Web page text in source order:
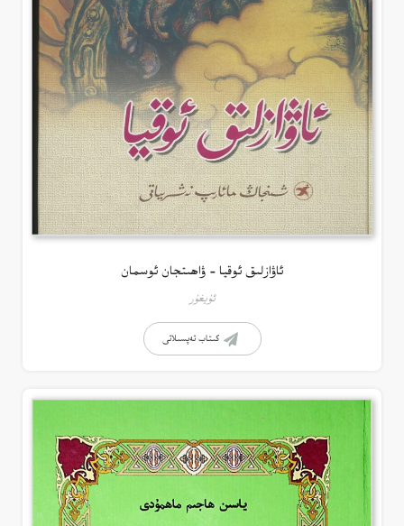
ئاۋازلىق ئوقيا – ۋاھىتجان ئوسمان
ئۇيغۇر
كىتاب تەپسىلاتى